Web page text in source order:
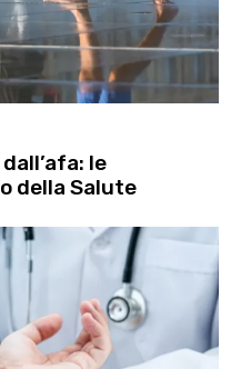
le
della Salute